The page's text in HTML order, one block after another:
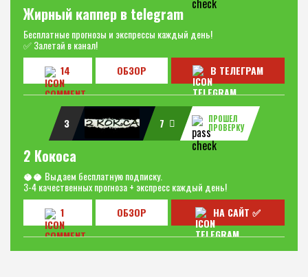
Жирный каппер в telegram
Бесплатные прогнозы и экспрессы каждый день!
✅ Залетай в канал!
14
ОБЗОР В ТЕЛЕГРАМ
3 7
ПРОШЕЛ
ПРОВЕРКУ
2 Кокоса
🥥🥥 Выдаем бесплатную подписку.
3-4 качественных прогноза + экспресс каждый день!
1
ОБЗОР НА САЙТ ✅